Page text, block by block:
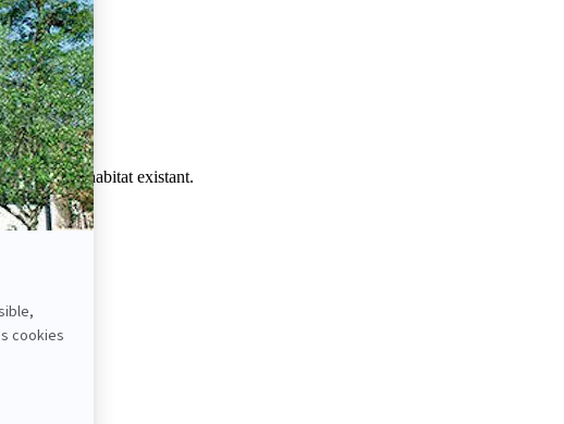
et à votre habitat existant.